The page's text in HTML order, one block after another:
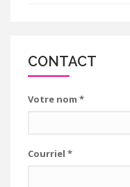
CONTACT
Votre nom *
Courriel *